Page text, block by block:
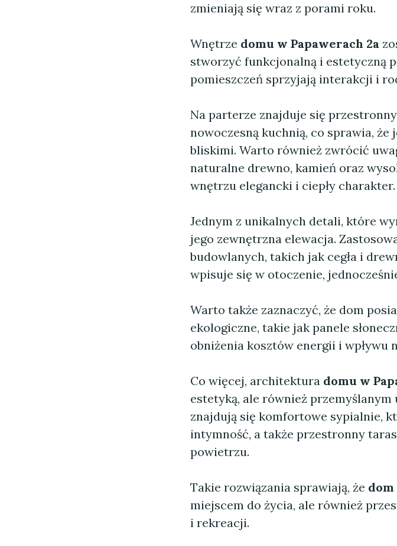
zmieniają się wraz z porami roku.
Wnętrze domu w Papawerach 2a
stworzyć funkcjonalną i estetyczną
pomieszczeń sprzyjają interakcji i
Na parterze znajduje się
nowoczesną kuchnią, co sprawia,
bliskimi. Warto również zwrócić
naturalne drewno, kamień oraz
wnętrzu elegancki i ciepły charakter.
Jednym z unikalnych detali, które
jego zewnętrzna elewacja.
budowlanych, takich jak cegła i
wpisuje się w otoczenie,
Warto także zaznaczyć, że dom
ekologiczne, takie jak panele
obniżenia kosztów energii i wpływu
Co więcej, architektura domu w
estetyką, ale również
znajdują się komfortowe sypialnie,
intymność, a także przestronny
powietrzu.
Takie rozwiązania sprawiają, że dom
miejscem do życia, ale również
i rekreacji.